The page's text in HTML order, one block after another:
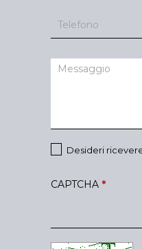
Desideri
CAPTCHA *